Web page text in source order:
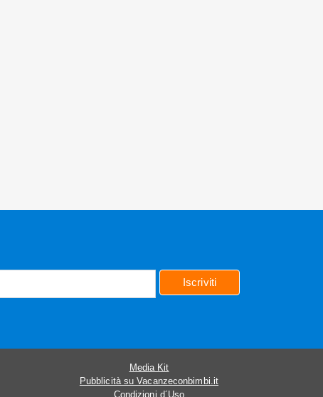
Iscriviti
Media Kit
Pubblicità su Vacanzeconbimbi.it
Condizioni d´Uso